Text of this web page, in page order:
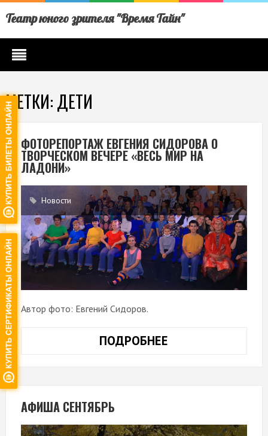
Театр юного зрителя "Время Тайн"
МЕТКИ: ДЕТИ
ФОТОРЕПОРТАЖ ЕВГЕНИЯ СИДОРОВА О
ТВОРЧЕСКОМ ВЕЧЕРЕ «ВЕСЬ МИР НА
ЛАДОНИ»
Новости
Автор фото: Евгений Сидоров.
ПОДРОБНЕЕ
АФИША СЕНТЯБРЬ